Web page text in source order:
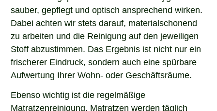
sauber, gepflegt und optisch ansprechend wirken.
Dabei achten wir stets darauf, materialschonend
zu arbeiten und die Reinigung auf den jeweiligen
Stoff abzustimmen. Das Ergebnis ist nicht nur ein
frischerer Eindruck, sondern auch eine spürbare
Aufwertung Ihrer Wohn- oder Geschäftsräume.
Ebenso wichtig ist die regelmäßige
Matratzenreinigung. Matratzen werden täglich